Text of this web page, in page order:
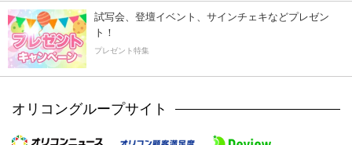
試写会、登壇イベント、サインチェキなどプレゼン
ト！
プレゼント特集
オリコングループサイト